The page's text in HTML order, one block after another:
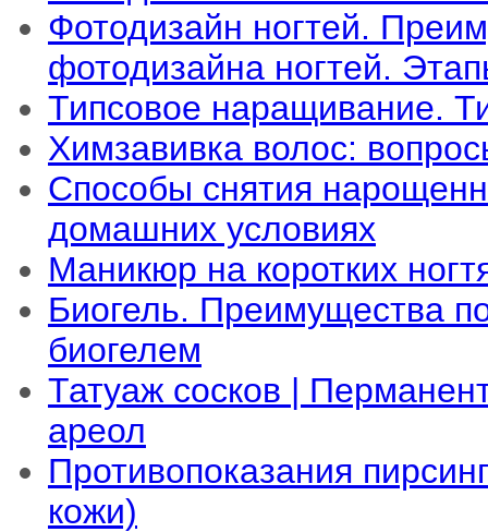
Фотодизайн ногтей.
фотодизайна ногтей.
Типсовое наращивание.
Химзавивка волос:
Способы снятия
домашних условиях
Маникюр на коротких
Биогель. Преимущества
биогелем
Татуаж сосков |
ареол
Противопоказания
кожи)